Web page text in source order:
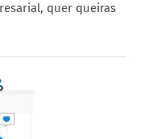
quer queiras